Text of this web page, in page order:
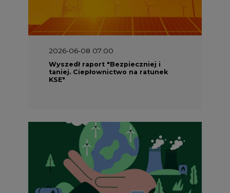
2026-06-08 07:00
Wyszedł raport "Bezpieczniej i
taniej. Ciepłownictwo na ratunek
KSE"